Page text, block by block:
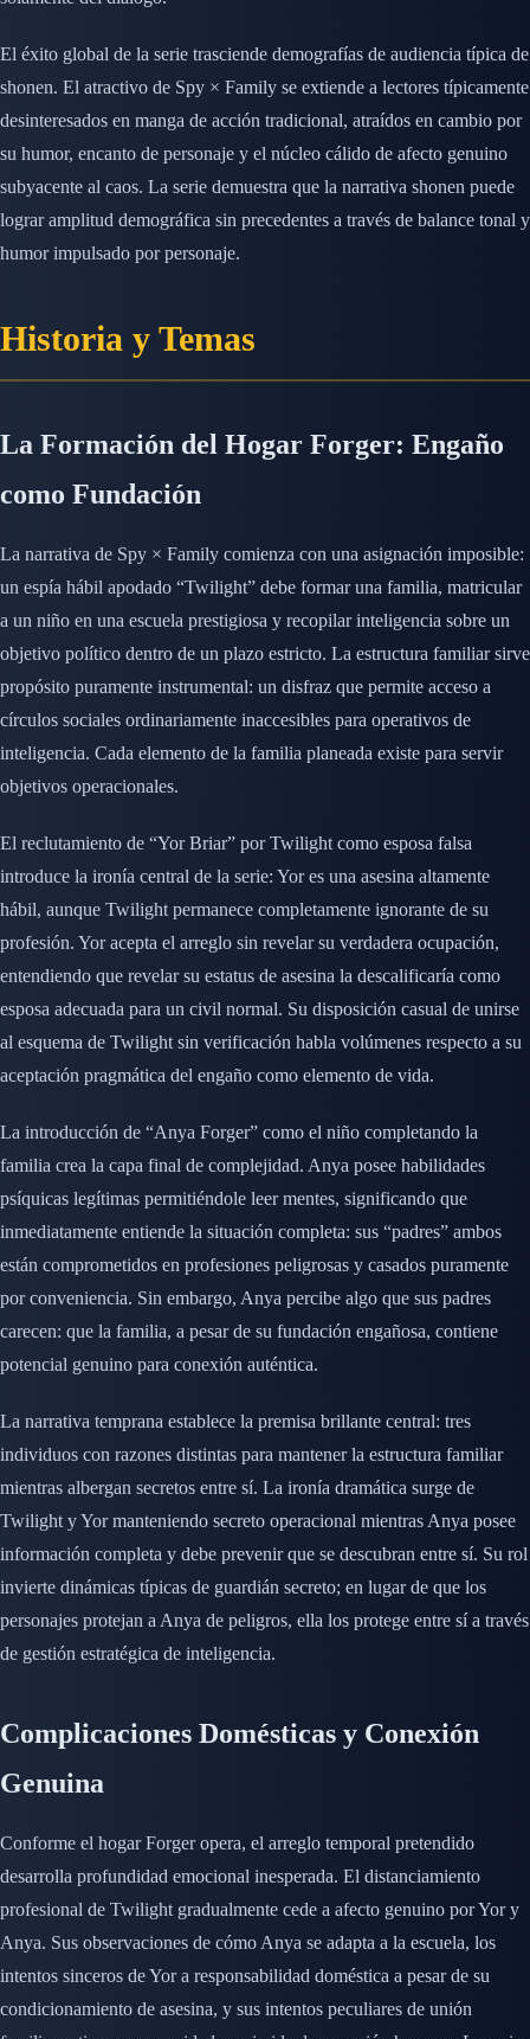
El éxito global de la serie trasciende demografías de audiencia típica de
shonen. El atractivo de Spy × Family se extiende a lectores típicamente
desinteresados en manga de acción tradicional, atraídos en cambio por
su humor, encanto de personaje y el núcleo cálido de afecto genuino
subyacente al caos. La serie demuestra que la narrativa shonen puede
lograr amplitud demográfica sin precedentes a través de balance tonal y
humor impulsado por personaje.
Historia y Temas
La Formación del Hogar Forger: Engaño
como Fundación
La narrativa de Spy × Family comienza con una asignación imposible:
un espía hábil apodado “Twilight” debe formar una familia, matricular
a un niño en una escuela prestigiosa y recopilar inteligencia sobre un
objetivo político dentro de un plazo estricto. La estructura familiar sirve
propósito puramente instrumental: un disfraz que permite acceso a
círculos sociales ordinariamente inaccesibles para operativos de
inteligencia. Cada elemento de la familia planeada existe para servir
objetivos operacionales.
El reclutamiento de “Yor Briar” por Twilight como esposa falsa
introduce la ironía central de la serie: Yor es una asesina altamente
hábil, aunque Twilight permanece completamente ignorante de su
profesión. Yor acepta el arreglo sin revelar su verdadera ocupación,
entendiendo que revelar su estatus de asesina la descalificaría como
esposa adecuada para un civil normal. Su disposición casual de unirse
al esquema de Twilight sin verificación habla volúmenes respecto a su
aceptación pragmática del engaño como elemento de vida.
La introducción de “Anya Forger” como el niño completando la
familia crea la capa final de complejidad. Anya posee habilidades
psíquicas legítimas permitiéndole leer mentes, significando que
inmediatamente entiende la situación completa: sus “padres” ambos
están comprometidos en profesiones peligrosas y casados puramente
por conveniencia. Sin embargo, Anya percibe algo que sus padres
carecen: que la familia, a pesar de su fundación engañosa, contiene
potencial genuino para conexión auténtica.
La narrativa temprana establece la premisa brillante central: tres
individuos con razones distintas para mantener la estructura familiar
mientras albergan secretos entre sí. La ironía dramática surge de
Twilight y Yor manteniendo secreto operacional mientras Anya posee
información completa y debe prevenir que se descubran entre sí. Su rol
invierte dinámicas típicas de guardián secreto; en lugar de que los
personajes protejan a Anya de peligros, ella los protege entre sí a través
de gestión estratégica de inteligencia.
Complicaciones Domésticas y Conexión
Genuina
Conforme el hogar Forger opera, el arreglo temporal pretendido
desarrolla profundidad emocional inesperada. El distanciamiento
profesional de Twilight gradualmente cede a afecto genuino por Yor y
Anya. Sus observaciones de cómo Anya se adapta a la escuela, los
intentos sinceros de Yor a responsabilidad doméstica a pesar de su
condicionamiento de asesina, y sus intentos peculiares de unión